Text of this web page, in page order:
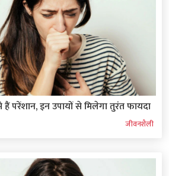
परेंशान, इन उपायों से मिलेगा तुरंत फायदा
जीवनशैली